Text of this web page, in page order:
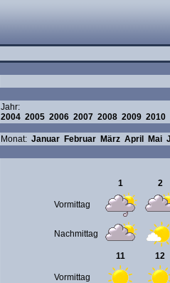
Jahr:
2004 2005 2006 2007 2008 2009 2010
Monat: Januar Februar März April Mai
1 2
Vormittag
Nachmittag
11 12
Vormittag